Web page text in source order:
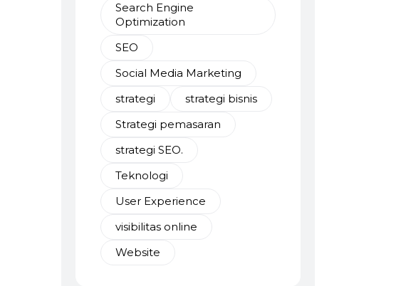
Search Engine
Optimization
SEO
Social Media Marketing
strategi
strategi bisnis
Strategi pemasaran
strategi SEO.
Teknologi
User Experience
visibilitas online
Website